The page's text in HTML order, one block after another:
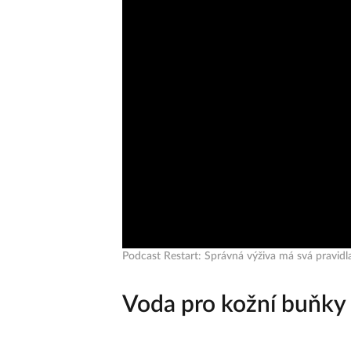
Podcast Restart: Správná výživa má svá
Voda pro kožní buňky